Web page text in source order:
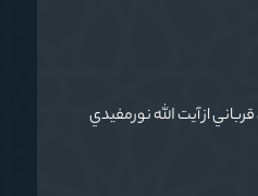
از آيت الله نورمفيدي